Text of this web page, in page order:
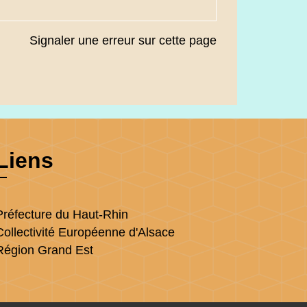
Signaler une erreur sur cette page
du Haut-Rhin
Européenne d'Alsace
Grand Est